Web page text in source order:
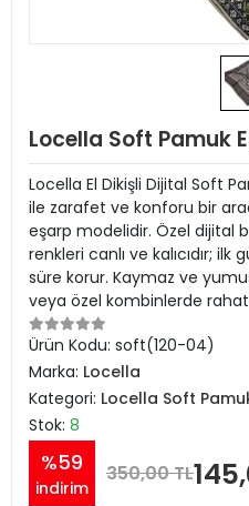
Locella Soft Pamuk
Locella El Dikişli Dijital Soft
ile zarafet ve konforu bir
eşarp modelidir. Özel dijital
renkleri canlı ve kalıcıdır;
süre korur. Kaymaz ve
veya özel kombinlerde rahat
Ürün Kodu: soft(120-04)
Marka: Locella
Kategori: Locella Soft
Stok: 8
%59
indirim
350,00 TL